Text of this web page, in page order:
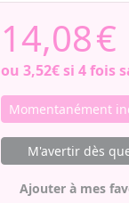
14,08€
ou 3,52€si 4 fois
Momentanément
M'avertir dès
Ajouter à mes